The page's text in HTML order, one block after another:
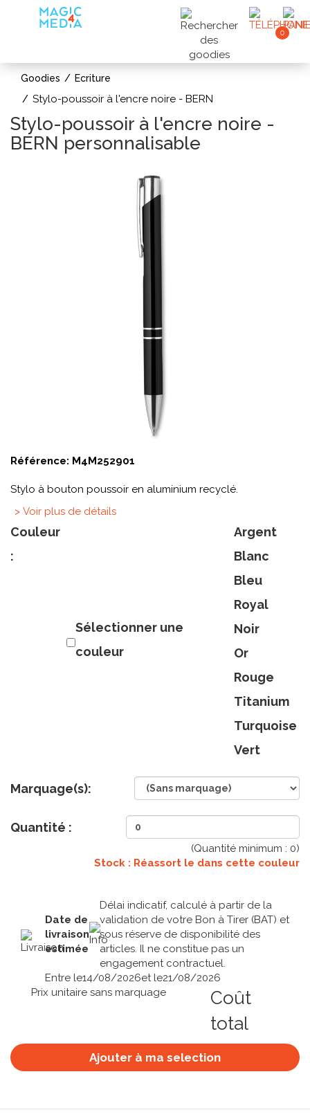
0
Goodies Ecriture
Stylo-poussoir à l'encre noire - BERN
Stylo-poussoir à l'encre noire -
BERN personnalisable
Référence: M4M252901
Stylo à bouton poussoir en aluminium recyclé.
> Voir plus de détails
Couleur
:
Sélectionner une
couleur
Argent
Blanc
Bleu
Royal
Noir
Or
Rouge
Titanium
Turquoise
Vert
Marquage(s):
Quantité :
(Quantité minimum : 0)
Stock : Réassort le dans cette couleur
Date de
livraison
estimée
Délai indicatif, calculé à partir de la
validation de votre Bon à Tirer (BAT) et
sous réserve de disponibilité des
articles. Il ne constitue pas un
engagement contractuel.
Entre le14/08/2026et le21/08/2026
Prix unitaire sans marquage
Coût
total
Ajouter à ma selection